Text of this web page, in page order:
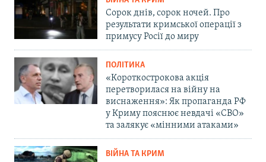
Сорок днів, сорок ночей. Про
результати кримської операції з
примусу Росії до миру
ПОЛІТИКА
«Короткострокова акція
перетворилася на війну на
виснаження»: Як пропаганда РФ
у Криму пояснює невдачі «СВО»
та залякує «мінними атаками»
ВІЙНА ТА КРИМ